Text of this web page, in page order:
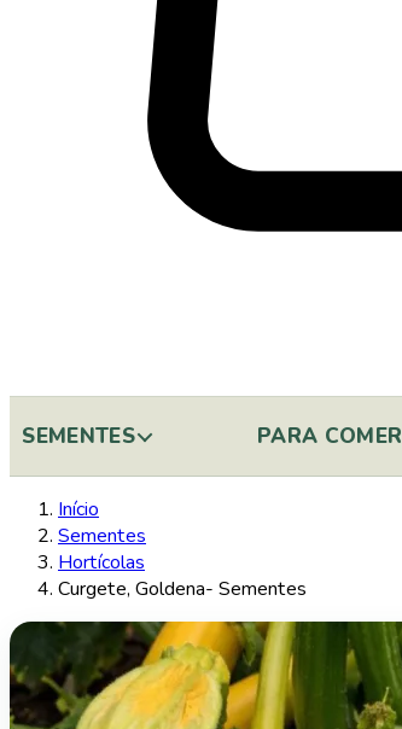
SEMENTES PARA COMER
Início
Sementes
Hortícolas
Curgete, Goldena- Sementes